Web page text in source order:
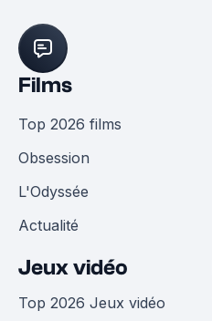
Films
Top 2026 films
Obsession
L'Odyssée
Actualité
Jeux vidéo
Top 2026 Jeux vidéo